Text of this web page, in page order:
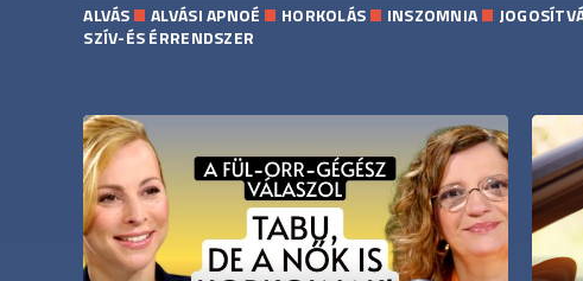
ALVÁS ALVÁSI APNOÉ HORKOLÁS INSZOMNIA
SZÍV-ÉS ÉRRENDSZER